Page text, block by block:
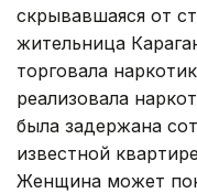
скрывавшаяся от
жительница
торговала
реализовала
была задержана
известной
Женщина может